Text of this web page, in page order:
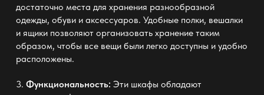
достаточно места для хранения разнообразной
одежды, обуви и аксессуаров. Удобные полки, вешалки
и ящики позволяют организовать хранение таким
образом, чтобы все вещи были легко доступны и удобно
расположены.
3. Функциональность: Эти шкафы обладают